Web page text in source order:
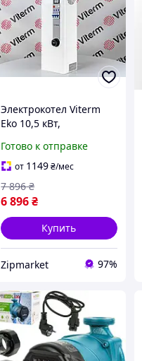
Электрокотел Viterm
Eko 10,5 кВт,
для дома,
энергосберегающий
Готово к отправке
от 1149₴/мес
6 896₴
7 896 ₴
Купить
Zipmarket 97%